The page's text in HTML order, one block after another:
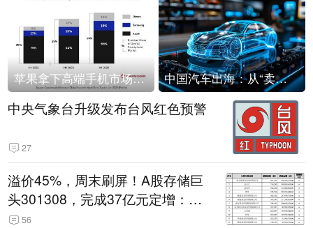
苹果拿下高端手机市场65%的份额：iPhone 17系列功不可没 中国汽车出海：从“卖出去”到“走进去”
中央气象台升级发布台风红色预警
27
溢价45%，周末刷屏！A股存储巨
头301308，完成37亿元定增：现
价386.6元，定增价560元
56